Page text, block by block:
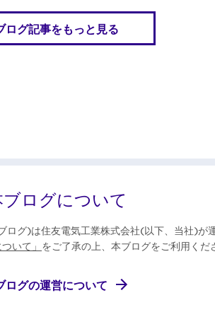
ログ記事をもっと見る
ブログについて
グ)は住友電気工業株式会社(以下、当社)が
いて」 をご了承の上、本ブログをご利用くだ
ログの運営について